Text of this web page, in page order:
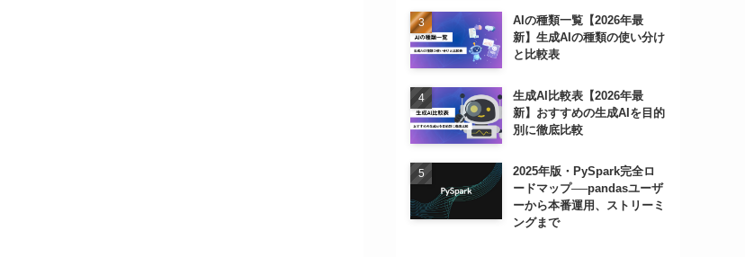
AIの種類一覧【2026年最
新】生成AIの種類の使い分け
と比較表
生成AI比較表【2026年最
新】おすすめの生成AIを目的
別に徹底比較
2025年版・PySpark完全ロ
ードマップ──pandasユーザ
ーから本番運用、ストリーミ
ングまで